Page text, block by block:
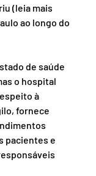
(leia mais
ao longo do
de saúde
o hospital
à
fornece
pacientes e